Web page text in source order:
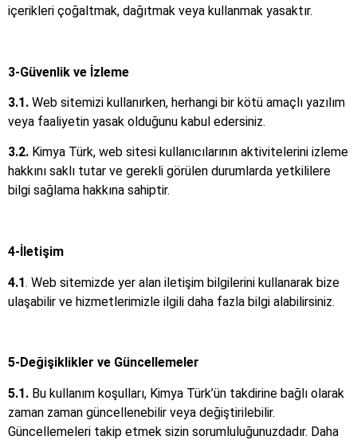
içerikleri çoğaltmak, dağıtmak veya kullanmak yasaktır.
3-Güvenlik ve İzleme
3.1. Web sitemizi kullanırken, herhangi bir kötü amaçlı yazılım
veya faaliyetin yasak olduğunu kabul edersiniz.
3.2. Kimya Türk, web sitesi kullanıcılarının aktivitelerini izleme
hakkını saklı tutar ve gerekli görülen durumlarda yetkililere
bilgi sağlama hakkına sahiptir.
4-İletişim
4.1. Web sitemizde yer alan iletişim bilgilerini kullanarak bize
ulaşabilir ve hizmetlerimizle ilgili daha fazla bilgi alabilirsiniz.
5-Değişiklikler ve Güncellemeler
5.1. Bu kullanım koşulları, Kimya Türk’ün takdirine bağlı olarak
zaman zaman güncellenebilir veya değiştirilebilir.
Güncellemeleri takip etmek sizin sorumluluğunuzdadır. Daha